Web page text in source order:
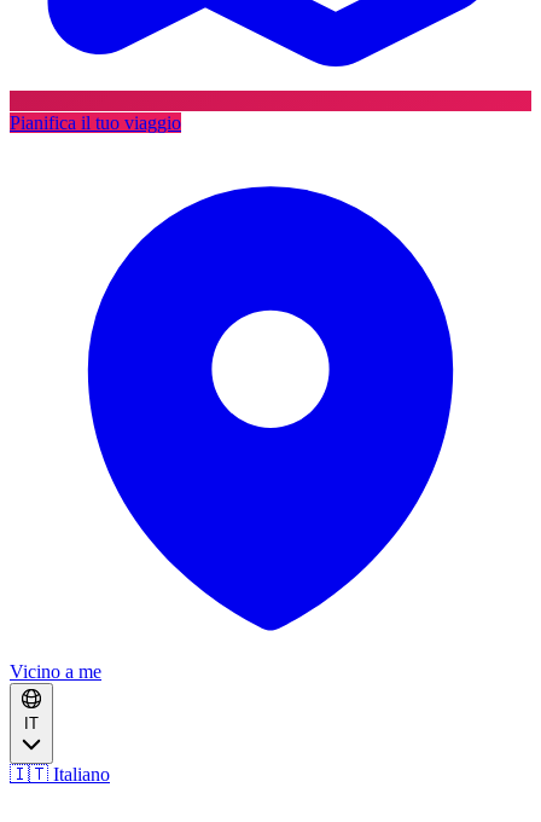
Pianifica il tuo viaggio
Vicino a me
IT
🇮🇹 Italiano